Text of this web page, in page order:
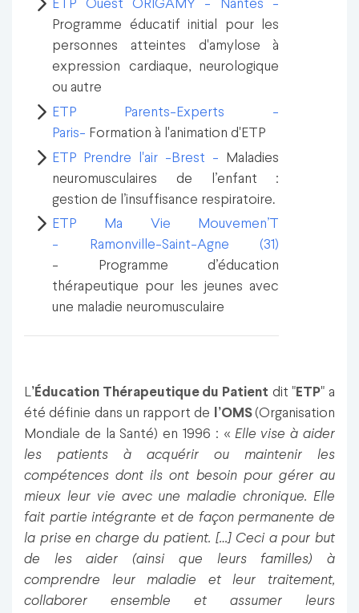
ETP Ouest ORIGAMY - Nantes -
Programme éducatif initial pour les
personnes atteintes d'amylose à
expression cardiaque, neurologique
ou autre
ETP Parents-Experts -
Paris- Formation à l'animation d'ETP
ETP Prendre l'air -Brest - Maladies
neuromusculaires de l’enfant :
gestion de l’insuffisance respiratoire.
ETP Ma Vie Mouvemen’T
- Ramonville-Saint-Agne (31)
- Programme d’éducation
thérapeutique pour les jeunes avec
une maladie neuromusculaire
L’Éducation Thérapeutique du Patient dit "ETP" a
été définie dans un rapport de
l’OMS(Organisation
Mondiale de la Santé) en 1996 : « Elle vise à aider
les patients à acquérir ou maintenir les
compétences dont ils ont besoin pour gérer au
mieux leur vie avec une maladie chronique. Elle
fait partie intégrante et de façon permanente de
la prise en charge du patient. […] Ceci a pour but
de les aider (ainsi que leurs familles) à
comprendre leur maladie et leur traitement,
collaborer ensemble et assumer leurs